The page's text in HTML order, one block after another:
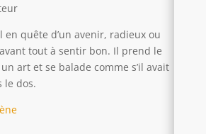
en quête d’un avenir, radieux ou
tout à sentir bon. Il prend le
art et se balade comme s’il avait
le dos.